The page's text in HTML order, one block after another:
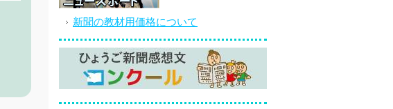
新聞の教材用価格について